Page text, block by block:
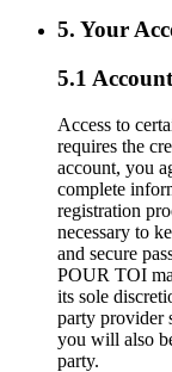
5. Your
5.1
Access to
requires the
account, you
complete
registration
necessary to
and secure
POUR TOI
its sole
party provider
you will also
party.